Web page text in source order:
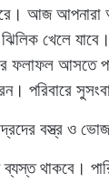
আজ
খেলে
ফলাফল
পরিবারে
বস্ত্র ও
থাকবে।